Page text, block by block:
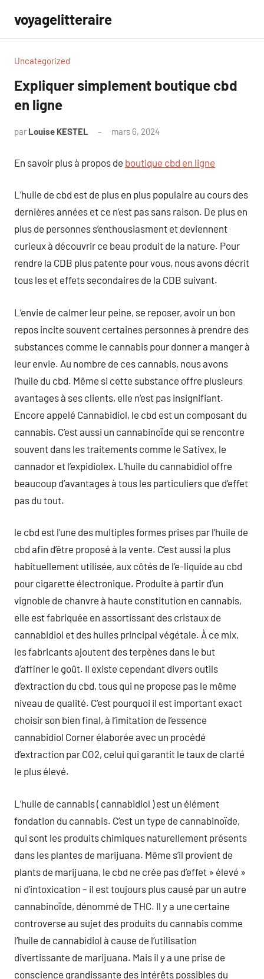
contenu
voyagelitteraire
Uncategorized
Expliquer simplement boutique cbd
en ligne
par Louise KESTEL mars 6, 2024
En savoir plus à propos de boutique cbd en ligne
L’huile de cbd est de plus en plus populaire au cours des
dernières années et ce n’est pas sans raison. De plus en
plus de personnes s’enthousiasment et deviennent
curieux à découvrir ce beau produit de la nature. Pour
rendre la CDB plus patente pour vous, nous avons décrit
tous les et effets secondaires de la CDB suivant.
L’envie de calmer leur peine, se reposer, avoir un bon
repos incite souvent certaines personnes à prendre des
substances comme le cannabis pour donner a manger à
leur envie. Au nombre de ces cannabis, nous avons
l’huile du cbd. Même si cette substance offre plusieurs
avantages à ses clients, elle n’est pas insignifiant.
Encore appelé Cannabidiol, le cbd est un composant du
cannabis. C’est aussi un cannabinoïde qui se rencontre
souvent dans les traitements comme le Sativex, le
cannador et l’expidiolex. L’huile du cannabidiol offre
beaucoup d’avantages à tous les particuliers que d’effet
pas du tout.
le cbd est l’une des multiples formes prises par l’huile de
cbd afin d’être proposé à la vente. C’est aussi la plus
habituellement utilisée, aux côtés de l’e-liquide au cbd
pour cigarette électronique. Produite à partir d’un
vignoble de chanvre à haute constitution en cannabis,
elle est fabriquée en assortissant des cristaux de
cannabidiol et des huiles principal végétale. À ce mix,
les fabricants ajoutent des terpènes dans le but
d’affiner le goût. Il existe cependant divers outils
d’extraction du cbd, tous qui ne propose pas le même
niveau de qualité. C’est pourquoi il est important exact
choisir son bien final, à l’imitation de l’essence
cannabidiol Corner élaborée avec un procédé
d’extraction par CO2, celui qui garantit le taux de clarté
le plus élevé.
L’huile de cannabis ( cannabidiol ) est un élément
fondation du cannabis. C’est un type de cannabinoïde,
qui sont les produits chimiques naturellement présents
dans les plantes de marijuana. Même s’il provient de
plants de marijuana, le cbd ne crée pas d’effet » élevé »
ni d’intoxication – il est toujours plus causé par un autre
cannabinoïde, dénommé de THC. Il y a une certaine
controverse au sujet des produits du cannabis comme
l’huile de cannabidiol à cause de l’utilisation
divertissante de marijuana. Mais il y a une prise de
conscience grandissante des intérêts possibles du